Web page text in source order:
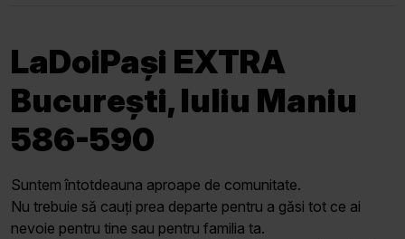
LaDoiPași EXTRA
București, Iuliu Maniu
586-590
Suntem întotdeauna aproape de comunitate.
Nu trebuie să cauți prea departe pentru a găsi tot ce ai
nevoie pentru tine sau pentru familia ta.